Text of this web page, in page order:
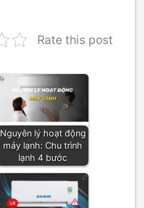
Rate this post
Nguyên lý hoạt động
máy lạnh: Chu trình
lạnh 4 bước